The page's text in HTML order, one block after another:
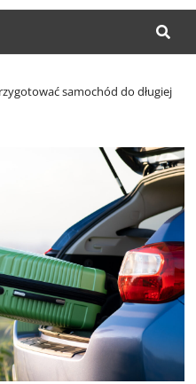
samochód do długiej